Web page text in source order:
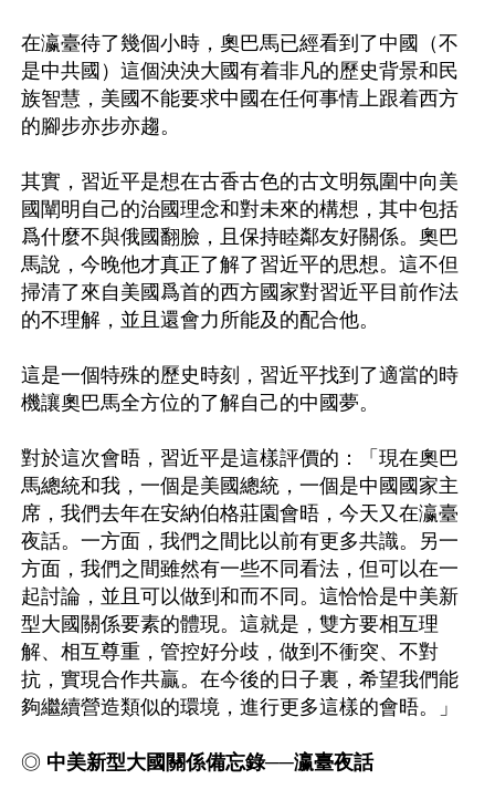
在瀛臺待了幾個小時，奧巴馬已經看到了中國（不
是中共國）這個泱泱大國有着非凡的歷史背景和民
族智慧，美國不能要求中國在任何事情上跟着西方
的腳步亦步亦趨。
其實，習近平是想在古香古色的古文明氛圍中向美
國闡明自己的治國理念和對未來的構想，其中包括
爲什麼不與俄國翻臉，且保持睦鄰友好關係。奧巴
馬說，今晚他才真正了解了習近平的思想。這不但
掃清了來自美國爲首的西方國家對習近平目前作法
的不理解，並且還會力所能及的配合他。
這是一個特殊的歷史時刻，習近平找到了適當的時
機讓奧巴馬全方位的了解自己的中國夢。
對於這次會晤，習近平是這樣評價的：「現在奧巴
馬總統和我，一個是美國總統，一個是中國國家主
席，我們去年在安納伯格莊園會晤，今天又在瀛臺
夜話。一方面，我們之間比以前有更多共識。另一
方面，我們之間雖然有一些不同看法，但可以在一
起討論，並且可以做到和而不同。這恰恰是中美新
型大國關係要素的體現。這就是，雙方要相互理
解、相互尊重，管控好分歧，做到不衝突、不對
抗，實現合作共贏。在今後的日子裏，希望我們能
夠繼續營造類似的環境，進行更多這樣的會晤。」
◎ 中美新型大國關係備忘錄──瀛臺夜話